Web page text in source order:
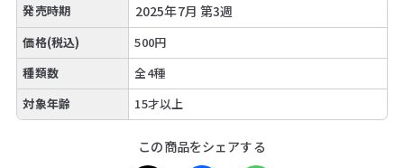
発売時期 2025年7月 第3週
価格(税込)
500円
種類数
全4種
対象年齢
15才以上
この商品をシェアする